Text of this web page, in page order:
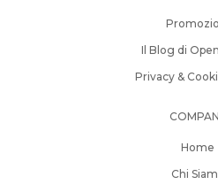
Il Blog di
Privacy &
Home
Chi